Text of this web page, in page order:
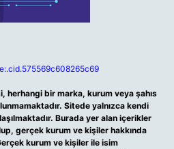
herhangi bir marka, kurum veya şahıs
Sitede yalnızca kendi
Burada yer alan içerikler
gerçek kurum ve kişiler hakkında
kurum ve kişiler ile isim